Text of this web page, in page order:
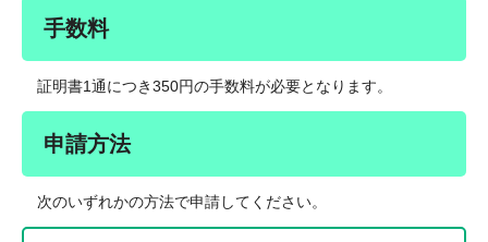
手数料
証明書1通につき350円の手数料が必要となります。
申請方法
次のいずれかの方法で申請してください。